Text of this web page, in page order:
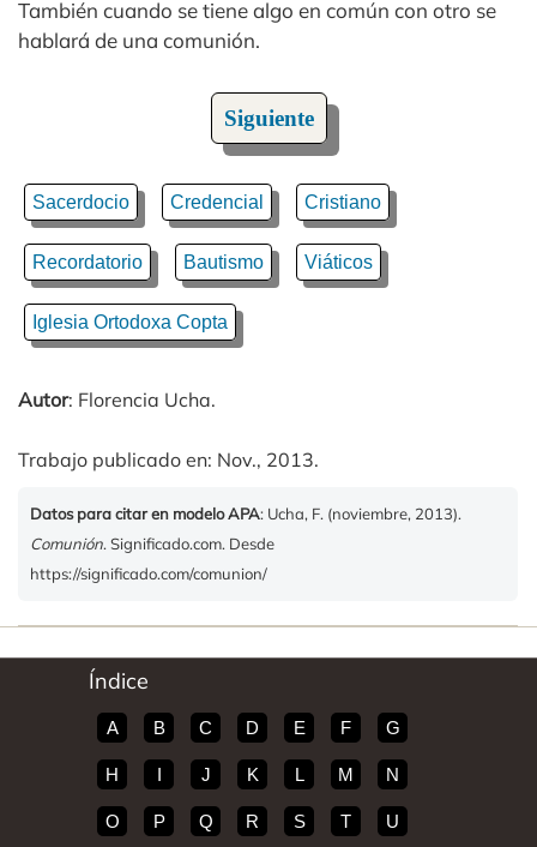
También cuando se tiene algo en común con otro se
hablará de una comunión.
Siguiente
Sacerdocio Credencial Cristiano
Recordatorio Bautismo Viáticos
Iglesia Ortodoxa Copta
Autor: Florencia Ucha.
Trabajo publicado en: Nov., 2013.
Datos para citar en modelo APA: Ucha, F. (noviembre, 2013).
Comunión. Significado.com. Desde
https://significado.com/comunion/
Índice
A B C D E F G
H I J K L M N
O P Q R S T U